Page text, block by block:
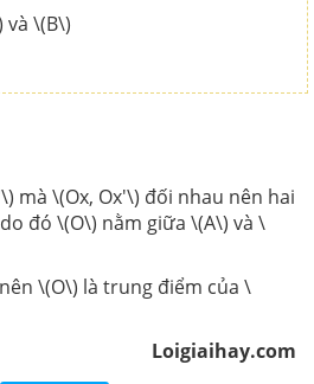
và \(B\)
mà \(Ox, Ox'\) đối nhau nên hai
đó \(O\) nằm giữa \(A\) và \
\(O\) là trung điểm của \
Loigiaihay.com